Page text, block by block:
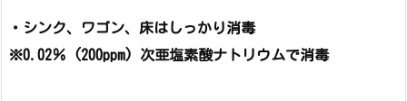
・シンク、ワゴン、床はしっかり消毒
※0.02％ (200ppm) 次亜塩素酸ナトリウムで消毒